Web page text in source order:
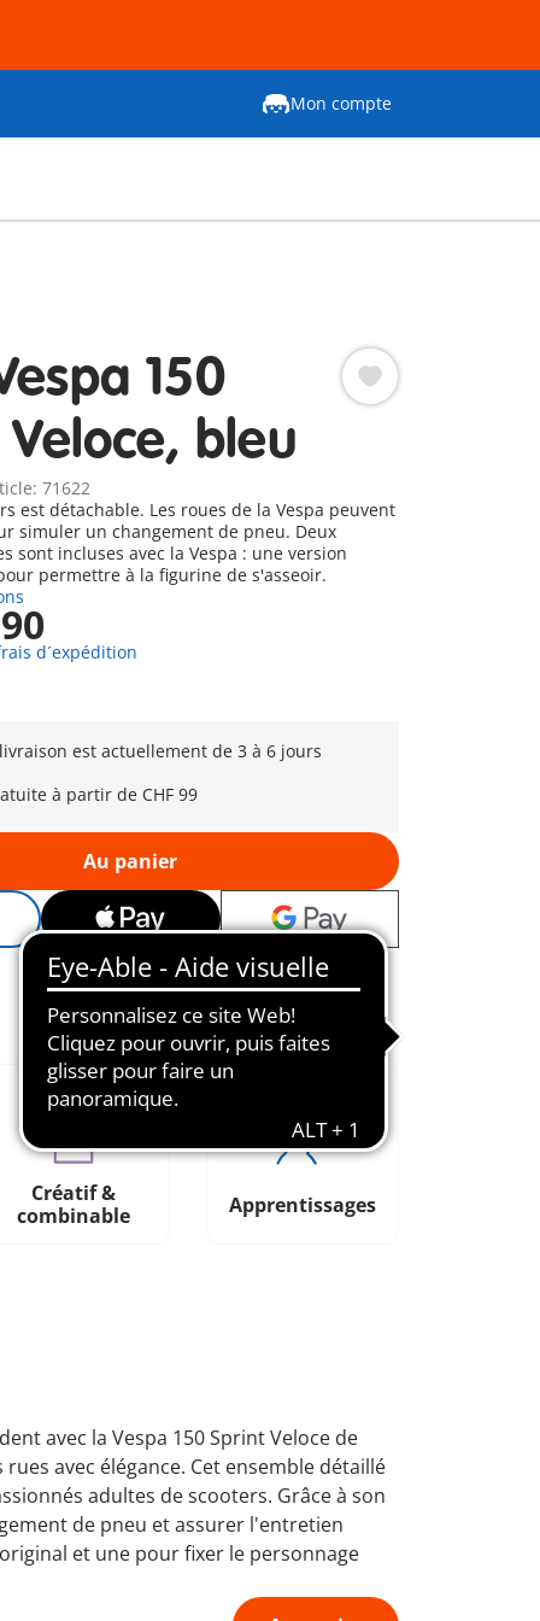
Mon compte
150
bleu
71622
est détachable. Les roues de la Vespa peuvent
simuler un changement de pneu. Deux
sont incluses avec la Vespa : une version
permettre à la figurine de s'asseoir.
d´expédition
est actuellement de 3 à 6 jours
à partir de CHF 99
Au panier
Créatif &
combinable
Apprentissages
avec la Vespa 150 Sprint Veloce de
avec élégance. Cet ensemble détaillé
adultes de scooters. Grâce à son
de pneu et assurer l'entretien
et une pour fixer le personnage